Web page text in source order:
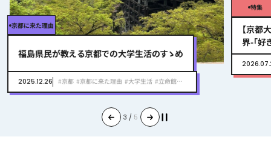
京都に来た理由
福島県民が教える京都での大学生活のすゝめ
2025.12.26 #京都 #京都に来た理由 #大学生活 #立命館大学
特集
【京都
界-「好
ビュー！
3 / 5